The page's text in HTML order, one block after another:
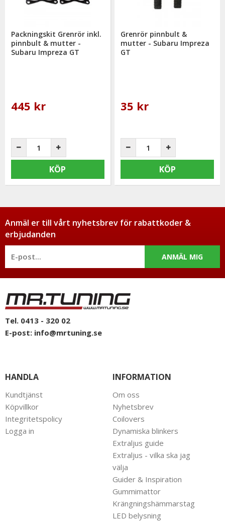
Packningskit Grenrör inkl.
pinnbult & mutter -
Subaru Impreza GT
445 kr
KÖP
Grenrör pinnbult &
mutter - Subaru Impreza
GT
35 kr
KÖP
Anmäl er till vårt nyhetsbrev för rabattkoder &
erbjudanden
ANMÄL MIG
Tel. 0413 - 320 02
E-post: info@mrtuning.se
HANDLA
Kundtjänst
Köpvillkor
Integritetspolicy
Logga in
INFORMATION
Om oss
Nyhetsbrev
Coilovers
Dynamiska blinkers
Extraljus guide
Extraljus - vilka ska jag
välja
Guider & Inspiration
Gummimattor
Krängningshämmarstag
LED belysning